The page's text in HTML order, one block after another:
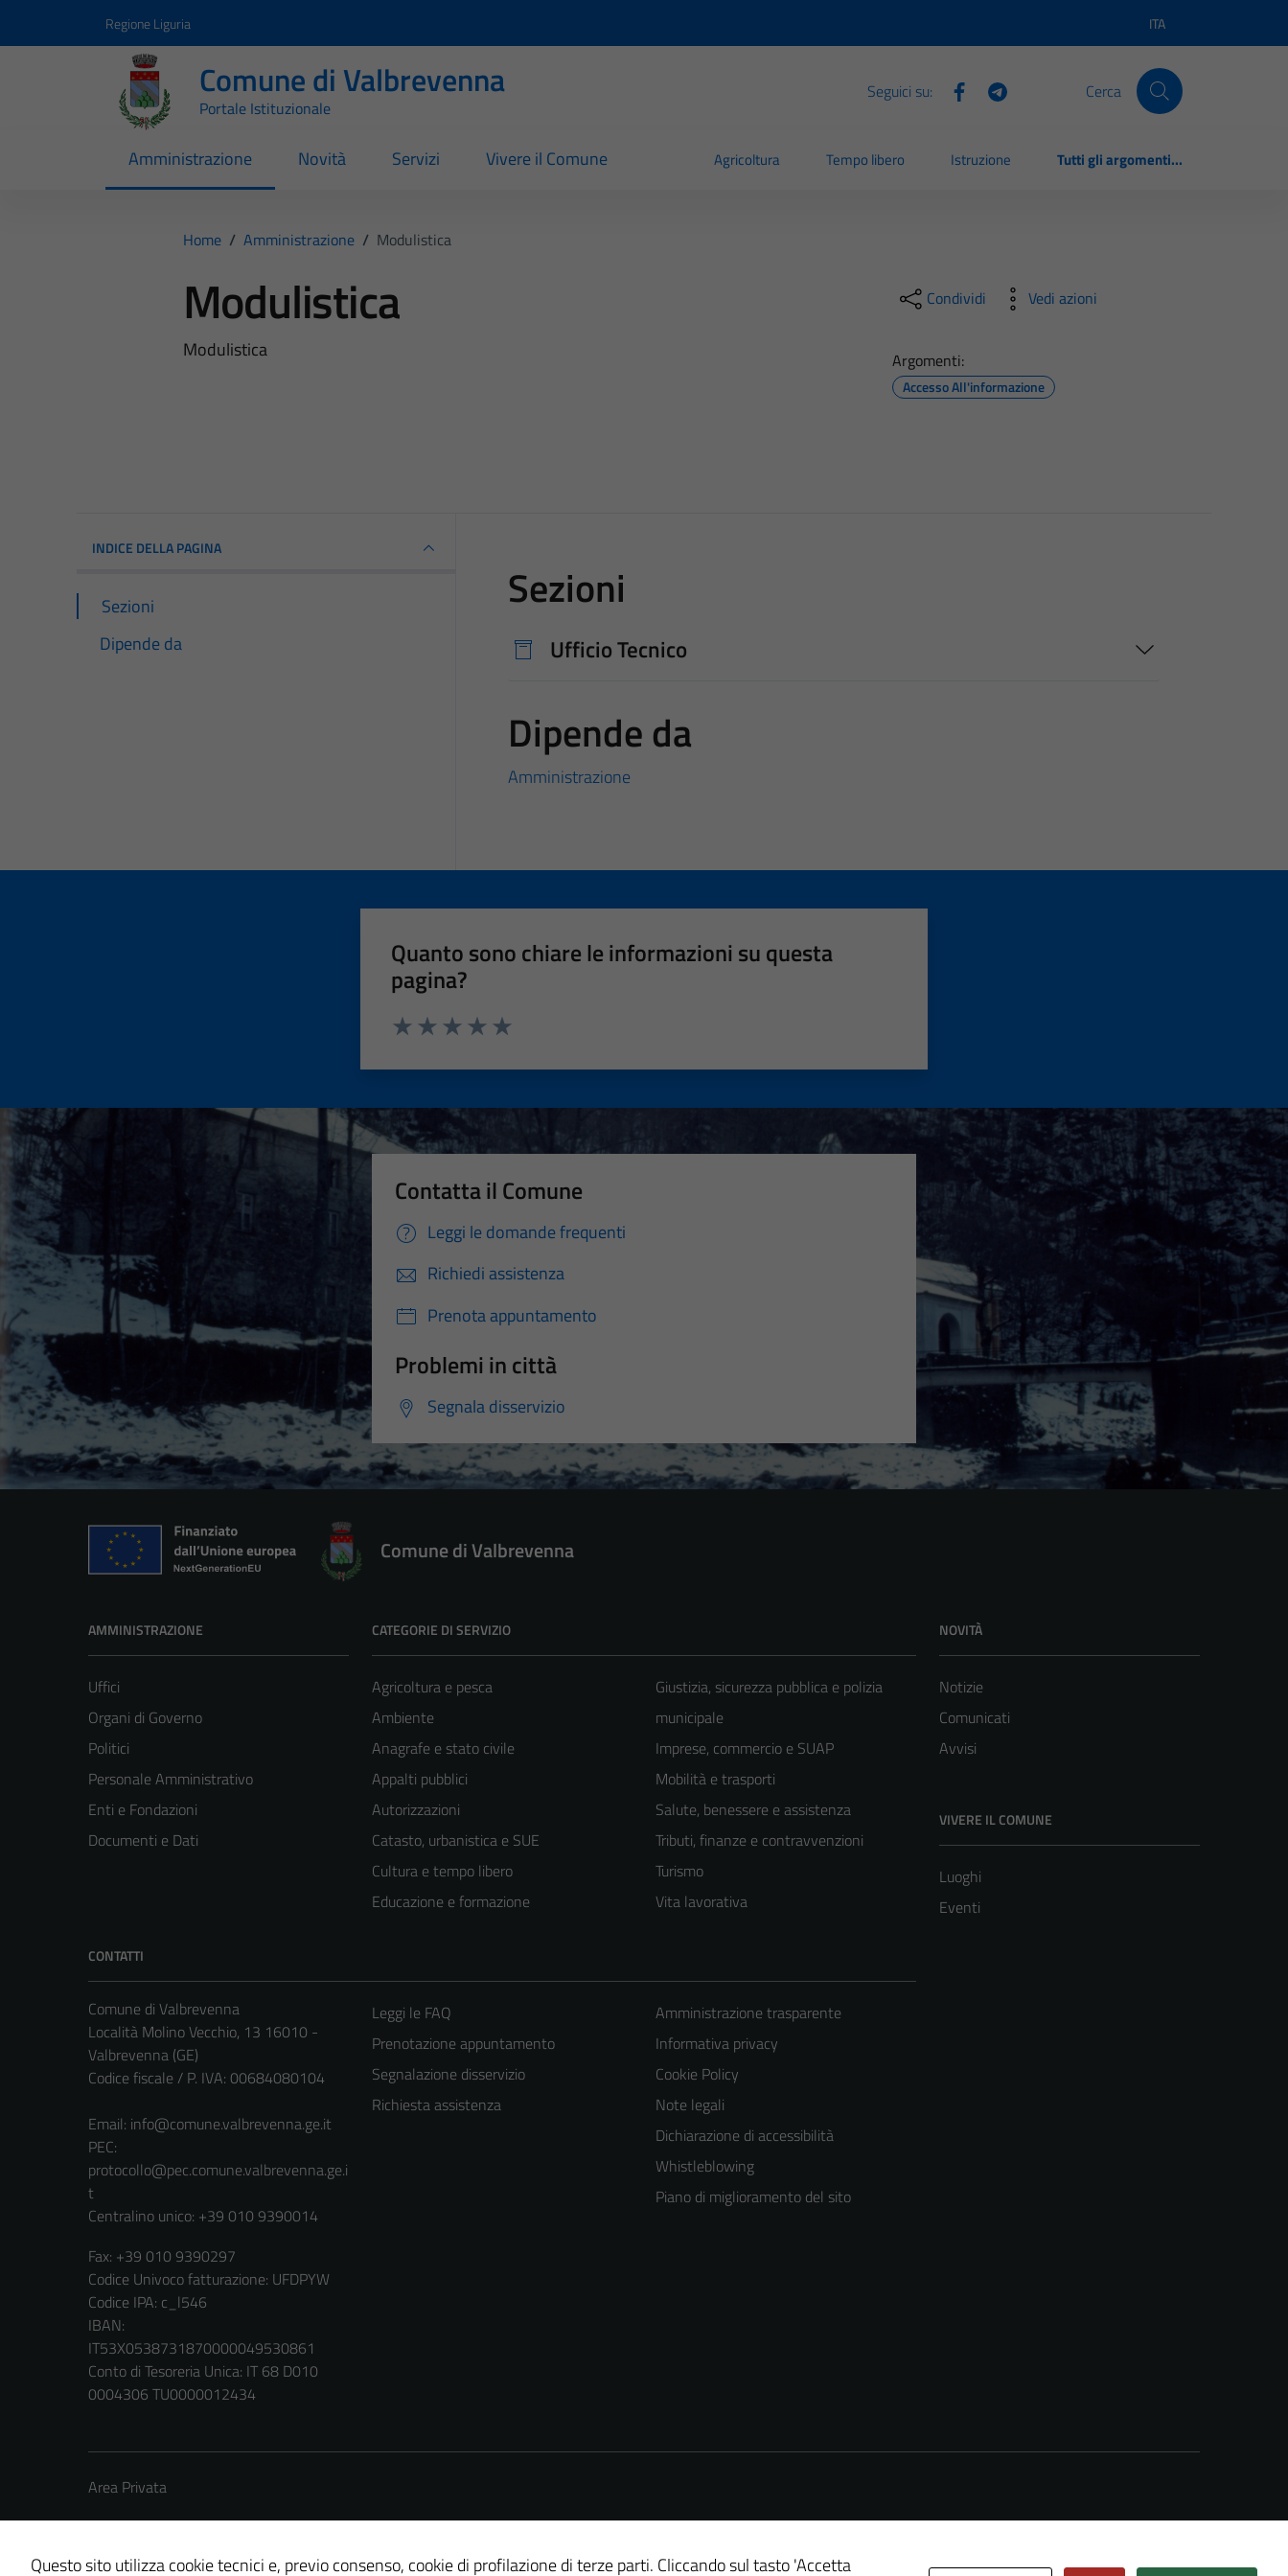
Regione Liguria Lingua attiva:
ITA
Comune di Valbrevenna
Portale Istituzionale
Seguici su: Cerca
Amministrazione Novità Servizi Vivere il Comune Agricoltura Tempo libero Istruzione Tutti gli argomenti...
Home / Amministrazione / Modulistica
Modulistica
Modulistica
Condividi Vedi azioni
Argomenti:
Accesso All'informazione
INDICE DELLA PAGINA
Sezioni
Dipende da
Sezioni
Ufficio Tecnico
Dipende da
Amministrazione
Quanto sono chiare le informazioni su questa
pagina?
Contatta il Comune
Leggi le domande frequenti
Richiedi assistenza
Prenota appuntamento
Problemi in città
Segnala disservizio
Comune di Valbrevenna
AMMINISTRAZIONE
Uffici
Organi di Governo
Politici
Personale Amministrativo
Enti e Fondazioni
Documenti e Dati
CATEGORIE DI SERVIZIO
Agricoltura e pesca
Ambiente
Anagrafe e stato civile
Appalti pubblici
Autorizzazioni
Catasto, urbanistica e SUE
Cultura e tempo libero
Educazione e formazione
Giustizia, sicurezza pubblica e polizia
municipale
Imprese, commercio e SUAP
Mobilità e trasporti
Salute, benessere e assistenza
Tributi, finanze e contravvenzioni
Turismo
Vita lavorativa
NOVITÀ
Notizie
Comunicati
Avvisi
VIVERE IL COMUNE
Luoghi
Eventi
CONTATTI
Comune di Valbrevenna
Località Molino Vecchio, 13 16010 -
Valbrevenna (GE)
Codice fiscale / P. IVA: 00684080104
Email: info@comune.valbrevenna.ge.it
PEC:
protocollo@pec.comune.valbrevenna.ge.i
t
Centralino unico: +39 010 9390014
Fax: +39 010 9390297
Codice Univoco fatturazione: UFDPYW
Codice IPA: c_l546
IBAN:
IT53X0538731870000049530861
Conto di Tesoreria Unica: IT 68 D010
0004306 TU0000012434
Leggi le FAQ
Prenotazione appuntamento
Segnalazione disservizio
Richiesta assistenza
Amministrazione trasparente
Informativa privacy
Cookie Policy
Note legali
Dichiarazione di accessibilità
Whistleblowing
Piano di miglioramento del sito
Area Privata
Questo sito utilizza cookie tecnici e, previo consenso, cookie di profilazione di terze parti. Cliccando sul tasto 'Accetta